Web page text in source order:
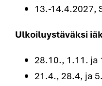
13.-14.4.2027,
Ulkoiluystäväksi
28.10., 1.11. ja
21.4., 28.4, ja